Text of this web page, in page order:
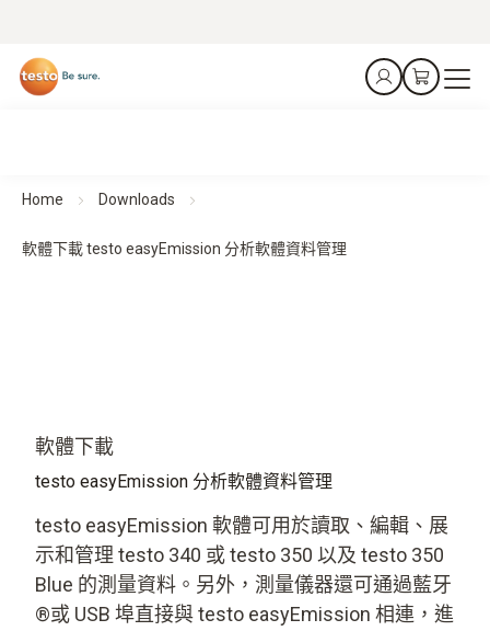
Home Downloads
軟體下載 testo easyEmission 分析軟體資料管理
軟體下載
testo easyEmission 分析軟體資料管理
testo easyEmission 軟體可用於讀取、編輯、展
示和管理 testo 340 或 testo 350 以及 testo 350
Blue 的測量資料。另外，測量儀器還可通過藍牙
®或 USB 埠直接與 testo easyEmission 相連，進